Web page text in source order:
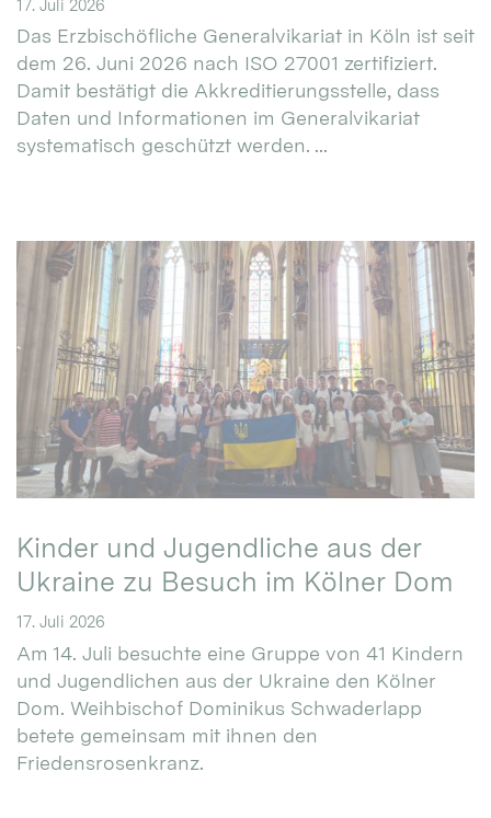
17. Juli 2026
Das Erzbischöfliche Generalvikariat in Köln ist seit
dem 26. Juni 2026 nach ISO 27001 zertifiziert.
Damit bestätigt die Akkreditierungsstelle, dass
Daten und Informationen im Generalvikariat
systematisch geschützt werden. ...
Kinder und Jugendliche aus der
Ukraine zu Besuch im Kölner Dom
17. Juli 2026
Am 14. Juli besuchte eine Gruppe von 41 Kindern
und Jugendlichen aus der Ukraine den Kölner
Dom. Weihbischof Dominikus Schwaderlapp
betete gemeinsam mit ihnen den
Friedensrosenkranz.